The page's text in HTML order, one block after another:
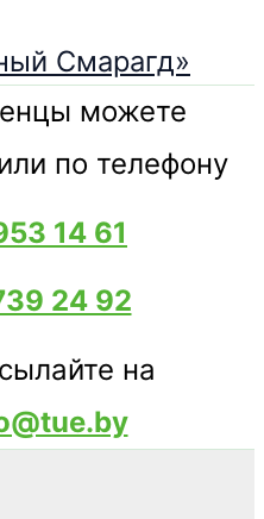
Смарагд»
можете
по телефону
14 61
24 92
на